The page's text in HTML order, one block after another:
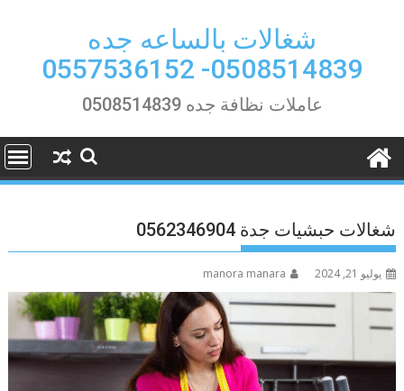
شغالات بالساعه جده
0508514839- 0557536152
عاملات نظافة جده 0508514839
شغالات حبشيات جدة 0562346904
يوليو 21, 2024 manora manara